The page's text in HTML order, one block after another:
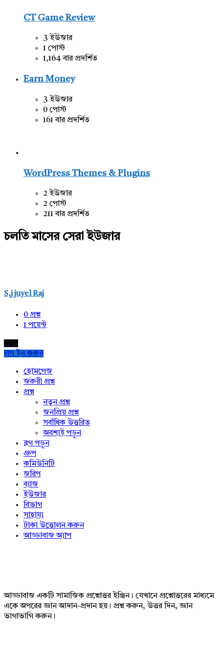
CT Game Review
3 ইউজার
1 পোস্ট
1,164 বার প্রদর্শিত
Earn Money
3 ইউজার
0 পোস্ট
161 বার প্রদর্শিত
WordPress Themes & Plugins
2 ইউজার
2 পোস্ট
211 বার প্রদর্শিত
চলতি মাসের সেরা ইউজার
S,j juyel Raj
0 প্রশ্ন
1পয়েন্ট
লগ ইন করুন
Exploreহোমপেজ
জরুরী প্রশ্ন
প্রশ্ন
নতুন প্রশ্ন
জনপ্রিয় প্রশ্ন
সর্বাধিক উত্তরিত
অবশ্যই পড়ুন
ব্লগ পড়ুন
গ্রুপ
কমিউনিটি
জরিপ
ব্যাজ
ইউজার
বিভাগ
সাহায্য
টাকা উত্তোলন করুন
আড্ডাবাজ অ্যাপ
আড্ডাবাজ একটি সামাজিক প্রশ্নোত্তর ইঞ্জিন। যেখানে প্রশ্নোত্তরের মাধ্যমে
একে অপরের জ্ঞান আদান-প্রদান হয়। প্রশ্ন করুন, উত্তর দিন, জ্ঞান
ভাগাভাগি করুন।